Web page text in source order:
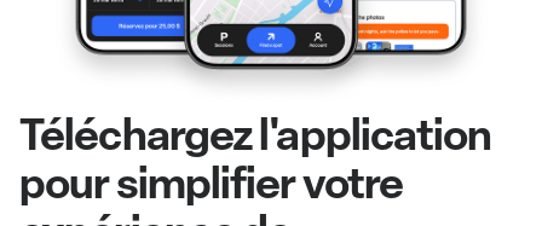
Téléchargez l'application
pour simplifier votre